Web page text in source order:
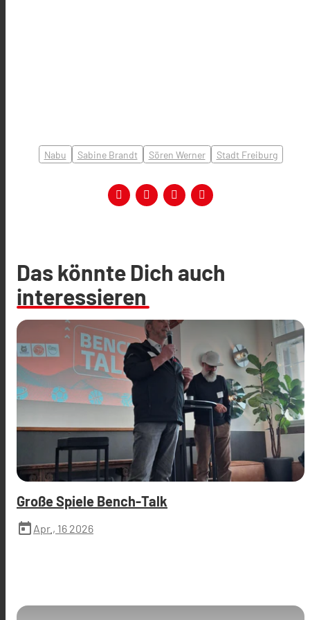
Nabu Sabine Brandt Sören Werner Stadt Freiburg
Das könnte Dich auch
interessieren
Große Spiele Bench-Talk
today Apr., 16 2026